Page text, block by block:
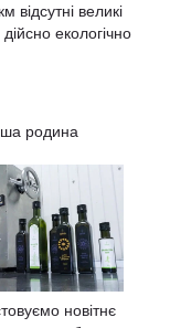
відсутні великі
екологічно
родина
новітнє